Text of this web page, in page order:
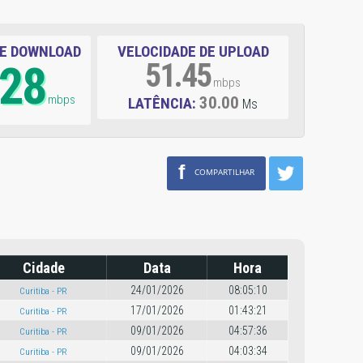
DOWNLOAD
mbps
VELOCIDADE DE UPLOAD
51.45mbps
LATÊNCIA:30.00 Ms
f COMPARTILHAR
Cidade Data Hora
Curitiba - PR 24/01/2026 08:05:10
Curitiba - PR 17/01/2026 01:43:21
Curitiba - PR 09/01/2026 04:57:36
Curitiba - PR 09/01/2026 04:03:34